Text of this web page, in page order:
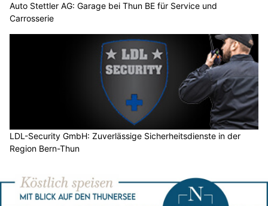
Auto Stettler AG: Garage bei Thun BE für Service und
Carrosserie
LDL-Security GmbH: Zuverlässige Sicherheitsdienste in der
Region Bern-Thun